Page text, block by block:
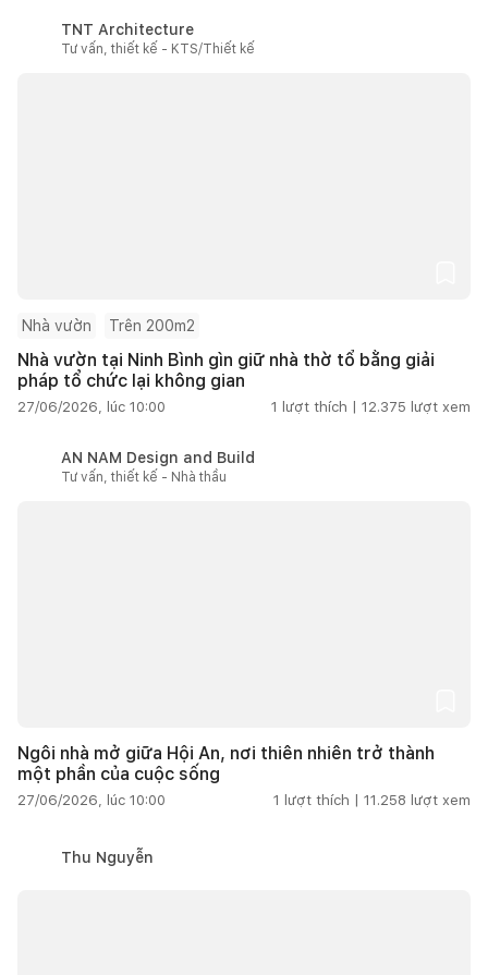
TNT Architecture
Tư vấn, thiết kế - KTS/Thiết kế
Nhà vườn Trên 200m2
Nhà vườn tại Ninh Bình gìn giữ nhà thờ tổ bằng giải
pháp tổ chức lại không gian
27/06/2026, lúc 10:00 1 lượt thích | 12.375 lượt xem
AN NAM Design and Build
Tư vấn, thiết kế - Nhà thầu
Ngôi nhà mở giữa Hội An, nơi thiên nhiên trở thành
một phần của cuộc sống
27/06/2026, lúc 10:00 1 lượt thích | 11.258 lượt xem
Thu Nguyễn